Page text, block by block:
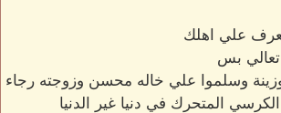
علي اهلك
تعالي بس
وسلموا علي خاله محسن وزوجته رجاء
المتحرك في دنيا غير الدنيا